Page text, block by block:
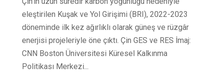
eleştirilen Kuşak ve Yol Girişimi (BRI), 2022-2023
döneminde ilk kez ağırlıklı olarak güneş ve rüzgâr
enerjisi projeleriyle öne çıktı. Çin GES ve RES İmaj:
CNN Boston Üniversitesi Küresel Kalkınma
Politikası Merkezi...